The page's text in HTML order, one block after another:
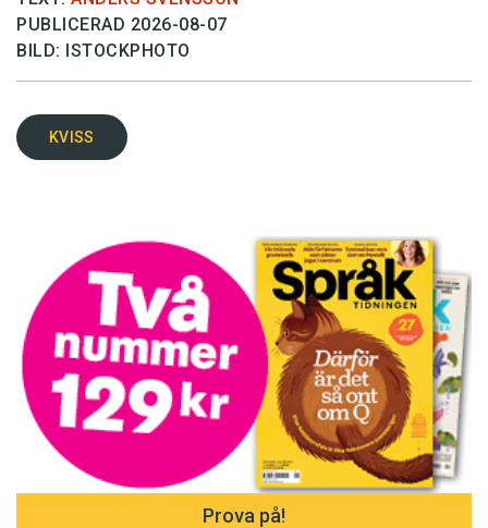
PUBLICERAD 2026-08-07
BILD: ISTOCKPHOTO
KVISS
Prova på!